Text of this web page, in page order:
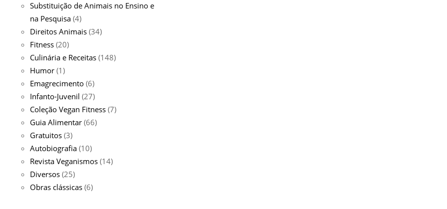
Substituição de Animais no Ensino e
na Pesquisa (4)
Direitos Animais (34)
Fitness (20)
Culinária e Receitas (148)
Humor (1)
Emagrecimento (6)
Infanto-Juvenil (27)
Coleção Vegan Fitness (7)
Guia Alimentar (66)
Gratuitos (3)
Autobiografia (10)
Revista Veganismos (14)
Diversos (25)
Obras clássicas (6)